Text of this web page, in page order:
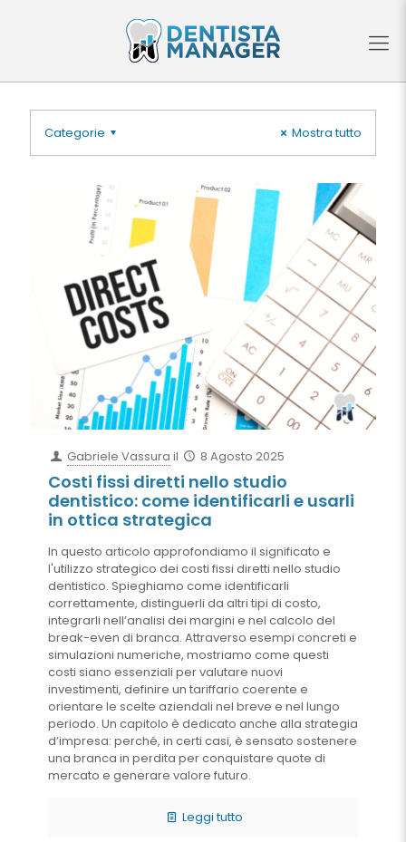
Categorie Mostra tutto
Gabriele Vassura il 8 Agosto 2025
Costi fissi diretti nello studio
dentistico: come identificarli e usarli
in ottica strategica
In questo articolo approfondiamo il significato e
l'utilizzo strategico dei costi fissi diretti nello studio
dentistico. Spieghiamo come identificarli
correttamente, distinguerli da altri tipi di costo,
integrarli nell’analisi dei margini e nel calcolo del
break-even di branca. Attraverso esempi concreti e
simulazioni numeriche, mostriamo come questi
costi siano essenziali per valutare nuovi
investimenti, definire un tariffario coerente e
orientare le scelte aziendali nel breve e nel lungo
periodo. Un capitolo è dedicato anche alla strategia
d’impresa: perché, in certi casi, è sensato sostenere
una branca in perdita per conquistare quote di
mercato e generare valore futuro.
Leggi tutto